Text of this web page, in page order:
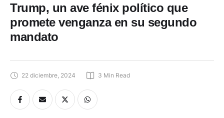
Trump, un ave fénix político que
promete venganza en su segundo
mandato
22 diciembre, 2024 3 Min Read